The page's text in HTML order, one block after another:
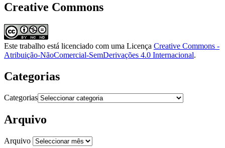
Creative Commons
Este trabalho está licenciado com uma Licença Creative Commons -
Atribuição-NãoComercial-SemDerivações 4.0 Internacional.
Categorias
Categorias
Arquivo
Arquivo